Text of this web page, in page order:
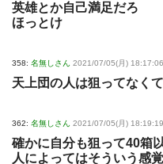
英雄とか自己満足だろ
ほっとけ
358: 名無しさん 2021/07/05(月)
天上団の人は狙ってなく
362: 名無しさん 2021/07/05(月)
確かに自分も狙って40箱
人によってはそういう感